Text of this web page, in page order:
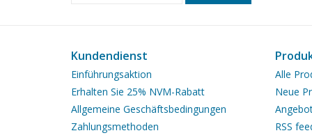
Kundendienst
Einführungsaktion
Erhalten Sie 25% NVM-Rabatt
Allgemeine Geschäftsbedingungen
Zahlungsmethoden
Alle
Neue
RSS